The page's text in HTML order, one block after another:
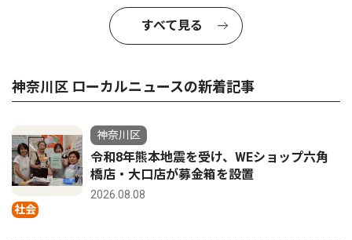
すべて見る
神奈川区 ローカルニュースの新着記事
社会
神奈川区
令和8年熊本地震を受け、WEショップ六角
橋店・大口店が募金箱を設置
2026.08.08